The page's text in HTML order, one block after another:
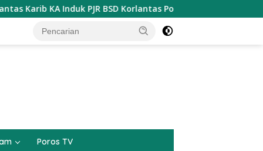
Korlantas Polri Kompol Darmawati.SE.MM.MH bersama
Poros TV